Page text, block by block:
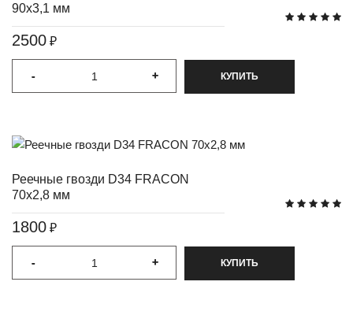
90x3,1 мм
2500 ₽
- +
- + КУПИТЬ
Реечные гвозди D34 FRACON
70x2,8 мм
1800 ₽
- +
- + КУПИТЬ